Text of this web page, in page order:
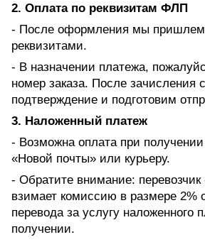
2. Оплата по реквизитам ФЛП
- После оформления мы пришлем
реквизитами.
- В назначении платежа,
номер заказа. После зачисления
подтверждение и подготовим
3. Наложенный платеж
- Возможна оплата при
«Новой почты» или курьеру.
- Обратите внимание:
взимает комиссию в размере 2%
перевода за услугу наложенного
получении.